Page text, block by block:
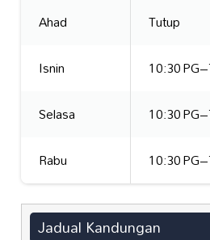
Ahad
Tutup
Isnin
10:30
Selasa
10:30
Rabu
10:30
Jadual Kandungan